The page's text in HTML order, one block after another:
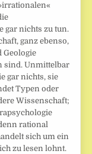
gar nichts zu tun.
ganz ebenso,
Geologie
sind. Unmittelbar
gar nichts, sie
Typen oder
Wissenschaft;
rational
sich um ein
zu lesen lohnt.